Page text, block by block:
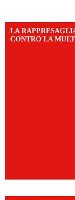
LA
CONTRO LA